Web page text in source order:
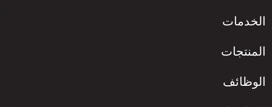
الخدمات
المنتجات
الوظائف